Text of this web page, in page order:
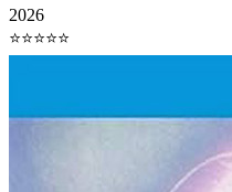
2026
⭐⭐⭐⭐⭐